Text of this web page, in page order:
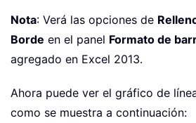
Nota: Verá las opciones de
Borde en el panel Formato de
agregado en Excel 2013.
Ahora puede ver el gráfico de
como se muestra a continuación: